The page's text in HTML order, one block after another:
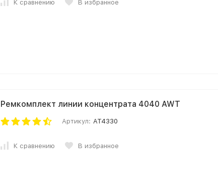
К сравнению В избранное
Ремкомплект линии концентрата 4040 AWT
Артикул: AT4330
К сравнению В избранное